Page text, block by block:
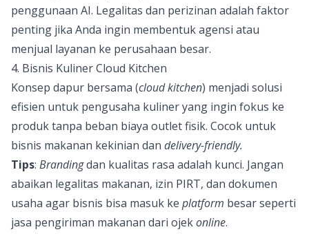
penggunaan AI. Legalitas dan perizinan adalah faktor
penting jika Anda ingin membentuk agensi atau
menjual layanan ke perusahaan besar.
4. Bisnis Kuliner Cloud Kitchen
Konsep dapur bersama (cloud kitchen) menjadi solusi
efisien untuk pengusaha kuliner yang ingin fokus ke
produk tanpa beban biaya outlet fisik. Cocok untuk
bisnis makanan kekinian dan delivery-friendly.
Tips: Brandingdan kualitas rasa adalah kunci. Jangan
abaikan legalitas makanan, izin PIRT, dan dokumen
usaha agar bisnis bisa masuk ke platform besar seperti
jasa pengiriman makanan dari ojekonline.